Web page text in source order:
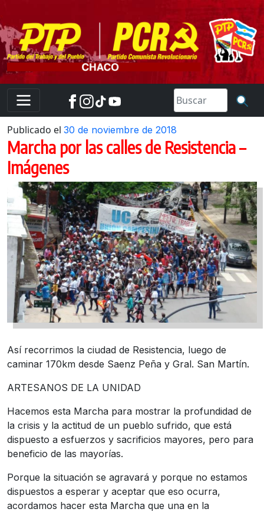
to
content
Publicado el 30 de noviembre de 2018
Marcha por las calles de Resistencia –
Imágenes
Así recorrimos la ciudad de Resistencia, luego de
caminar 170km desde Saenz Peña y Gral. San Martín.
ARTESANOS DE LA UNIDAD
Hacemos esta Marcha para mostrar la profundidad de
la crisis y la actitud de un pueblo sufrido, que está
dispuesto a esfuerzos y sacrificios mayores, pero para
beneficio de las mayorías.
Porque la situación se agravará y porque no estamos
dispuestos a esperar y aceptar que eso ocurra,
acordamos hacer esta Marcha que una en la